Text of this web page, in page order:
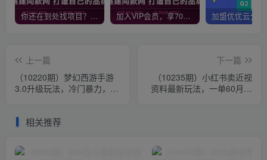
你还在到处找项目？还在当韭菜？我靠网创资源站一个月收入5万+，曾经我也是个失败者。 加入VIP会员，享70%的推广提成，免费学习多种网上创业课程，菜鸟秒变大神！
上一篇
（10220期）梦幻西游手游
3.0升级玩法，冷门暴力，一
下一篇
（10235期）小红书卖近视
资料最新玩法，一单60月入
相关推荐